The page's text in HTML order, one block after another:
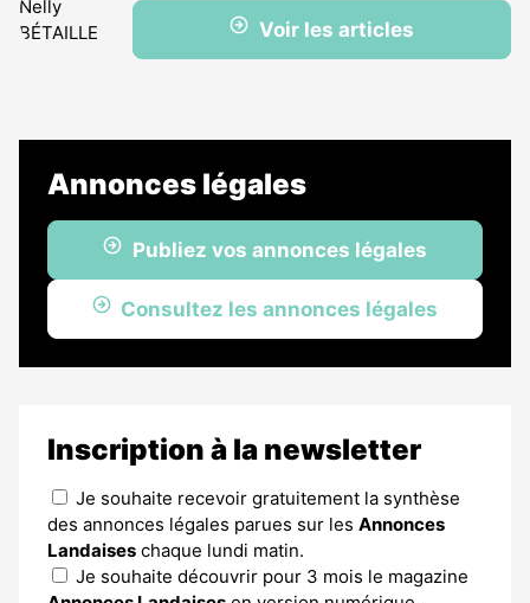
Voir les articles
Annonces légales
Publiez vos annonces légales
Consultez les annonces légales
Inscription à la newsletter
Je souhaite recevoir gratuitement la synthèse
des annonces légales parues sur les Annonces
Landaises chaque lundi matin.
Je souhaite découvrir pour 3 mois le magazine